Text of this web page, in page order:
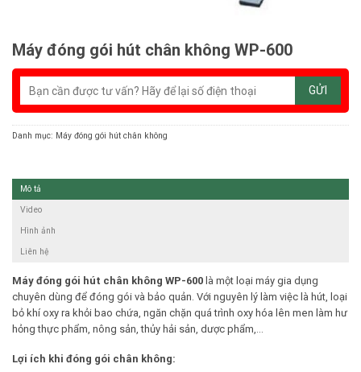
Máy đóng gói hút chân không WP-600
Danh mục: Máy đóng gói hút chân không
Mô tả
Video
Hình ảnh
Liên hệ
Máy đóng gói hút chân không WP-600 là một loại máy gia dụng
chuyên dùng để đóng gói và bảo quản. Với nguyên lý làm việc là hút, loại
bỏ khí oxy ra khỏi bao chứa, ngăn chặn quá trình oxy hóa lên men làm hư
hỏng thực phẩm, nông sản, thủy hải sản, dược phẩm,…
Lợi ích khi đóng gói chân không: